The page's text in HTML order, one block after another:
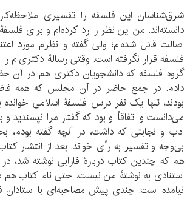
شرق‌شناسان این فلسفه را تفسیری
دانسته‌اند. من این نظر را رد کرده‌ام و برای
اصالت قائل شده‌ام؛ ولی گفته و نظرم مورد
فلسفه قرار نگرفته است. وقتی رسالۀ دکتری‌ام
گروه فلسفه که دانشجویان دکتری هم در آن
دادم. در جمع حاضر در آن مجلس که همه
بودند، تنها یک نفر درس فلسفۀ اسلامی
می‌دانست و اتفاقاً او بود که گفتار مرا نپسندید
ادب و نجابتی که داشت، در آنچه گفته بودم،
بی‌وجه و تفسیر به رأی خواند. بعد از انتشار
هم که چندین کتاب دربارۀ فارابی نوشته شد،
استنادی به نوشتۀ من نیست. حتی نام کتاب هم
نیامده است. چندی پیش مصاحبه‌ای با استادان